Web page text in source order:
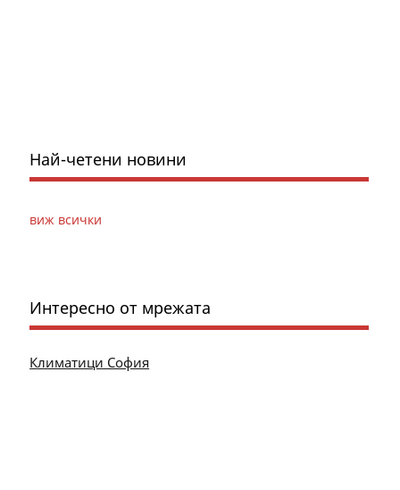
Най-четени новини
виж всички
Интересно от мрежата
Климатици София